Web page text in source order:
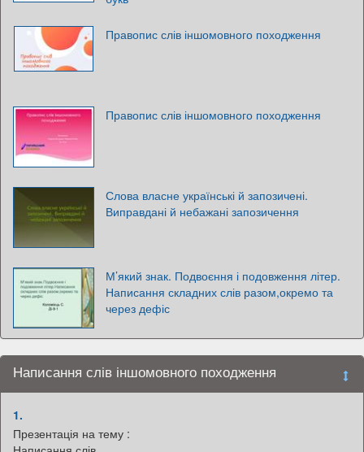
Правопис слів іншомовного походження
Правопис слів іншомовного походження
Слова власне українські й запозичені.
Виправдані й небажані запозичення
М’який знак. Подвоєння і подовження літер.
Написання складних слів разом,окремо та
через дефіс
Написання слів іншомовного походження
1.
Презентація на тему :